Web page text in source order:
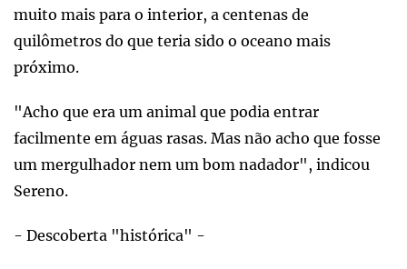
muito mais para o interior, a centenas de
quilômetros do que teria sido o oceano mais
próximo.
"Acho que era um animal que podia entrar
facilmente em águas rasas. Mas não acho que fosse
um mergulhador nem um bom nadador", indicou
Sereno.
- Descoberta "histórica" -